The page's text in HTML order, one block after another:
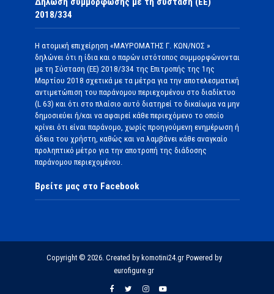
2018/334
Η ατομική επιχείρηση «ΜΑΥΡΟΜΑΤΗΣ Γ. ΚΩΝ/ΝΟΣ »
δηλώνει ότι η ίδια και ο παρών ιστότοπος συμμορφώνονται
με τη Σύσταση (ΕΕ) 2018/334 της Επιτροπής της 1ης
Μαρτίου 2018 σχετικά με τα μέτρα για την αποτελεσματική
αντιμετώπιση του παράνομου περιεχομένου στο διαδίκτυο
(L 63) και ότι στο πλαίσιο αυτό διατηρεί το δικαίωμα να μην
δημοσιεύει ή/και να αφαιρεί κάθε περιεχόμενο το οποίο
κρίνει ότι είναι παράνομο, χωρίς προηγούμενη ενημέρωση ή
άδεια του χρήστη, καθώς και να λαμβάνει κάθε αναγκαίο
προληπτικό μέτρο για την αποτροπή της διάδοσης
παράνομου περιεχομένου.
Βρείτε μας στο Facebook
Copyright © 2026. Created by komotini24.gr Powered by
eurofigure.gr